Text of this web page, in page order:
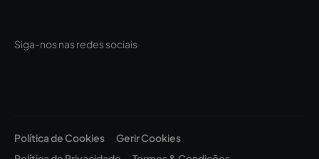
Siga-nos nas redes sociais
Política de Cookies
Gerir Cookies